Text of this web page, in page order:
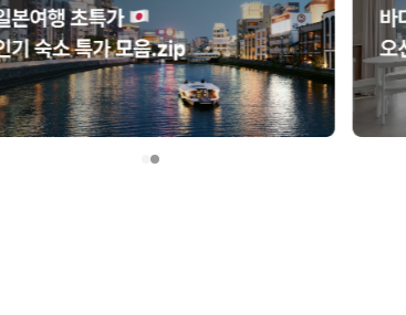
격과 함께 보험 조건을 비교해 여행 스타일에 맞는 보장
서 렌트카 사무실까지의 이동 조건을 가격과 함께 비교하